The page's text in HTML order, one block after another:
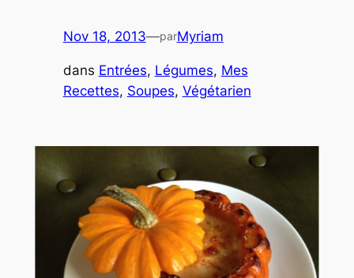
Nov 18, 2013—parMyriam
dans Entrées, Légumes, Mes
Recettes, Soupes, Végétarien